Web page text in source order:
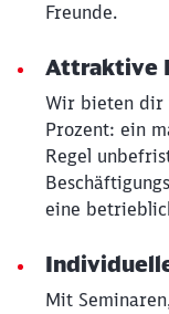
Freunde.
Attraktive
Wir bieten dir
Prozent: ein
Regel
eine
Mit